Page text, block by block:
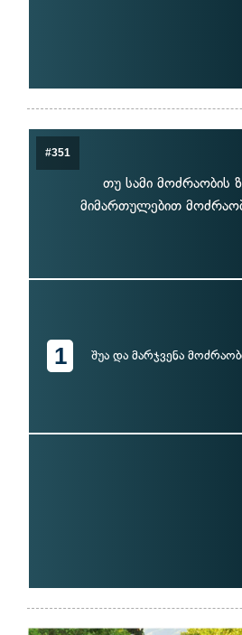
#351
თუ სამი მოძრაობის
მიმართულებით
1 შუა და მარჯვენა